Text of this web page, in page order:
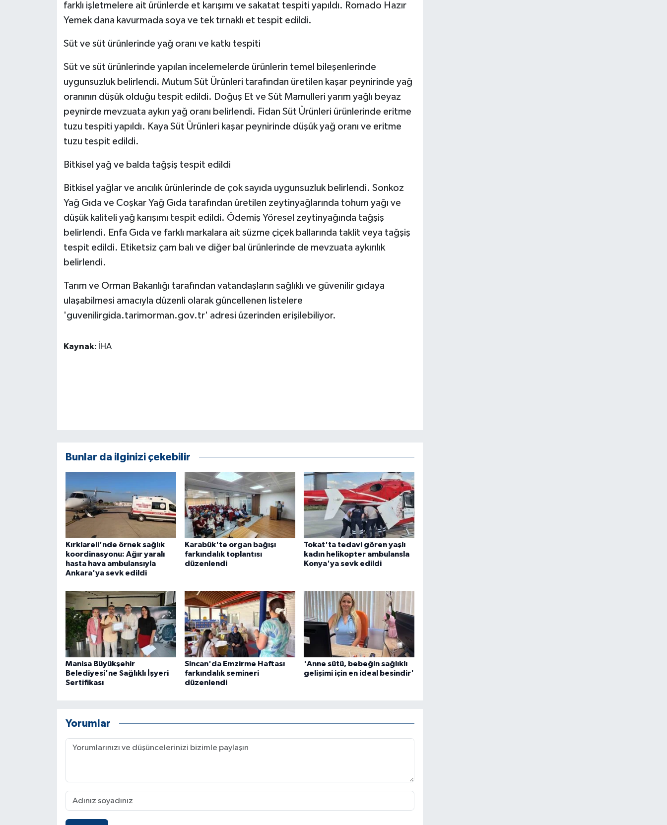
farklı işletmelere ait ürünlerde et karışımı ve sakatat tespiti yapıldı. Romado Hazır
Yemek dana kavurmada soya ve tek tırnaklı et tespit edildi.
Süt ve süt ürünlerinde yağ oranı ve katkı tespiti
Süt ve süt ürünlerinde yapılan incelemelerde ürünlerin temel bileşenlerinde
uygunsuzluk belirlendi. Mutum Süt Ürünleri tarafından üretilen kaşar peynirinde yağ
oranının düşük olduğu tespit edildi. Doğuş Et ve Süt Mamulleri yarım yağlı beyaz
peynirde mevzuata aykırı yağ oranı belirlendi. Fidan Süt Ürünleri ürünlerinde eritme
tuzu tespiti yapıldı. Kaya Süt Ürünleri kaşar peynirinde düşük yağ oranı ve eritme
tuzu tespit edildi.
Bitkisel yağ ve balda tağşiş tespit edildi
Bitkisel yağlar ve arıcılık ürünlerinde de çok sayıda uygunsuzluk belirlendi. Sonkoz
Yağ Gıda ve Coşkar Yağ Gıda tarafından üretilen zeytinyağlarında tohum yağı ve
düşük kaliteli yağ karışımı tespit edildi. Ödemiş Yöresel zeytinyağında tağşiş
belirlendi. Enfa Gıda ve farklı markalara ait süzme çiçek ballarında taklit veya tağşiş
tespit edildi. Etiketsiz çam balı ve diğer bal ürünlerinde de mevzuata aykırılık
belirlendi.
Tarım ve Orman Bakanlığı tarafından vatandaşların sağlıklı ve güvenilir gıdaya
ulaşabilmesi amacıyla düzenli olarak güncellenen listelere
'guvenilirgida.tarimorman.gov.tr' adresi üzerinden erişilebiliyor.
Kaynak: İHA
Bunlar da ilginizi çekebilir
Kırklareli'nde örnek sağlık
koordinasyonu: Ağır yaralı
hasta hava ambulansıyla
Ankara'ya sevk edildi
Karabük'te organ bağışı
farkındalık toplantısı
düzenlendi
Tokat'ta tedavi gören yaşlı
kadın helikopter ambulansla
Konya'ya sevk edildi
Manisa Büyükşehir
Belediyesi'ne Sağlıklı İşyeri
Sertifikası
Sincan'da Emzirme Haftası
farkındalık semineri
düzenlendi
'Anne sütü, bebeğin sağlıklı
gelişimi için en ideal besindir'
Yorumlar
Yerel Haberler